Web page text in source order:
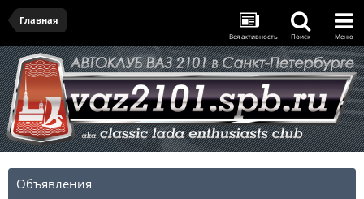
Главная
Вся активность Поиск Меню
Объявления